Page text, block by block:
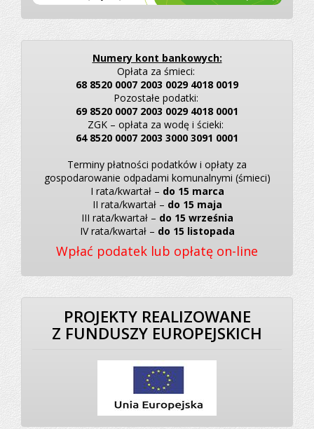
Numery kont bankowych:
Opłata za śmieci:
68 8520 0007 2003 0029 4018 0019
Pozostałe podatki:
69 8520 0007 2003 0029 4018 0001
ZGK – opłata za wodę i ścieki:
64 8520 0007 2003 3000 3091 0001
Terminy płatności podatków i opłaty za
gospodarowanie odpadami komunalnymi (śmieci)
I rata/kwartał – do 15 marca
II rata/kwartał – do 15 maja
III rata/kwartał – do 15 września
IV rata/kwartał – do 15 listopada
Wpłać podatek lub opłatę on-line
PROJEKTY REALIZOWANE
Z FUNDUSZY EUROPEJSKICH